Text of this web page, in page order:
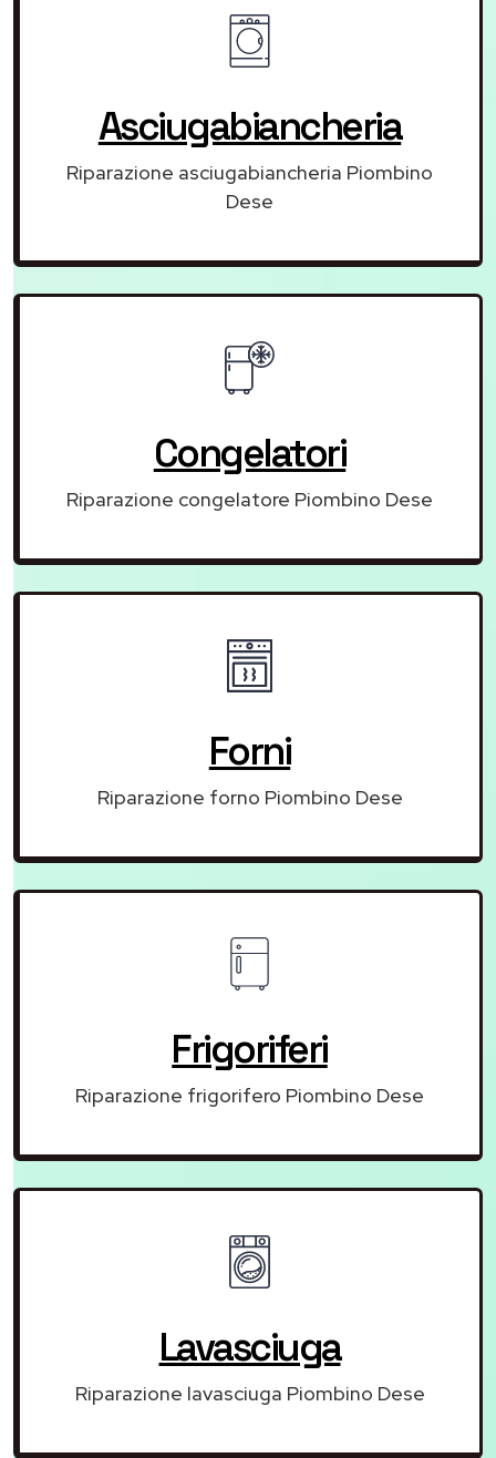
Asciugabiancheria
Riparazione asciugabiancheria Piombino
Dese
Congelatori
Riparazione congelatore Piombino Dese
Forni
Riparazione forno Piombino Dese
Frigoriferi
Riparazione frigorifero Piombino Dese
Lavasciuga
Riparazione lavasciuga Piombino Dese